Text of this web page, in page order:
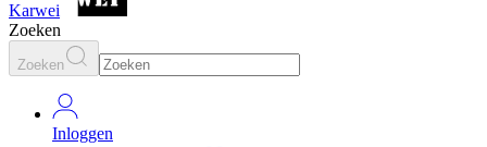
Karwei
Zoeken
Zoeken
Inloggen